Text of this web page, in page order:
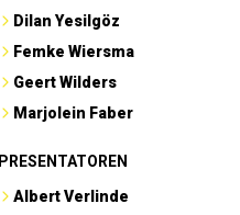
Dilan Yesilgöz
Femke Wiersma
Geert Wilders
Marjolein Faber
PRESENTATOREN
Albert Verlinde